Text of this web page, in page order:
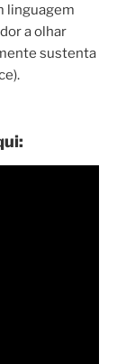
linguagem
a olhar
sustenta